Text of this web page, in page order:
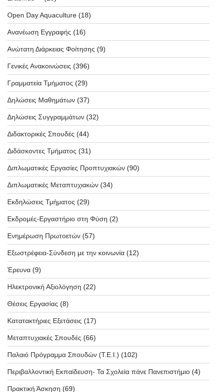
Open Day Aquaculture (18)
Ανανέωση Εγγραφής (16)
Ανώτατη Διάρκειας Φοίτησης (9)
Γενικές Ανακοινώσεις (396)
Γραμματεία Τμήματος (29)
Δηλώσεις Μαθημάτων (37)
Δηλώσεις Συγγραμμάτων (32)
Διδακτορικές Σπουδές (44)
Διδάσκοντες Τμήματος (31)
Διπλωματικές Εργασίες Προπτυχιακών (90)
Διπλωματικές Μεταπτυχιακών (34)
Εκδηλώσεις Τμήματος (29)
Εκδρομές-Εργαστήριο στη Φύση (2)
Ενημέρωση Πρωτοετών (57)
Εξωστρέφεια-Σύνδεση με την κοινωνία (12)
Έρευνα (9)
Ηλεκτρονική Αξιολόγηση (22)
Θέσεις Εργασίας (8)
Κατατακτήριες Εξετάσεις (17)
Μεταπτυχιακές Σπουδές (66)
Παλαιό Πρόγραμμα Σπουδών (T.E.I.) (102)
Περιβαλλοντική Εκπαίδευση- Τα Σχολεία πάνε Πανεπιστήμιο (4)
Πρακτική Άσκηση (69)